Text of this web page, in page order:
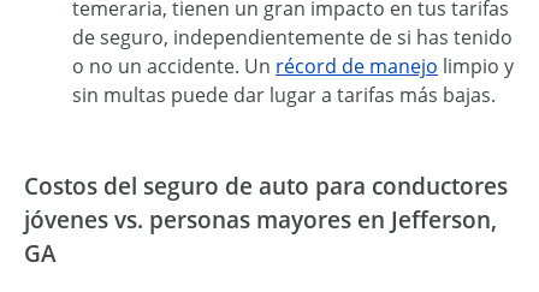
temeraria, tienen un gran impacto en tus tarifas
de seguro, independientemente de si has tenido
o no un accidente. Un récord de manejo limpio y
sin multas puede dar lugar a tarifas más bajas.
Costos del seguro de auto para conductores
jóvenes vs. personas mayores en Jefferson,
GA